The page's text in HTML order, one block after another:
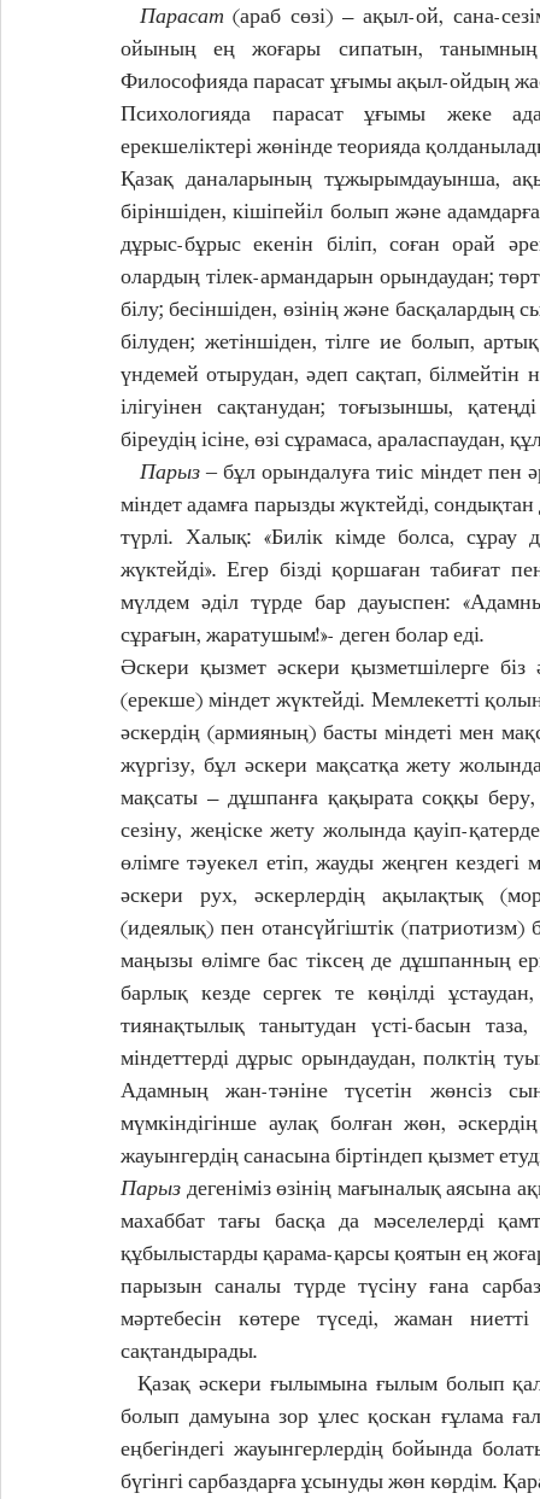
  Парасат
(араб сөзі) – ақыл-ой, сана-
ойының ең жоғары сипатын, танымның
Философияда парасат ұғымы ақыл-ойдың
Психологияда парасат ұғымы жеке
ерекшеліктері жөнінде теорияда
Қазақ даналарының тұжырымдауынша,
біріншіден, кішіпейіл болып және
дұрыс-бұрыс екенін біліп, соған орай
олардың тілек-армандарын орындаудан;
білу; бесіншіден, өзінің және
білуден; жетіншіден, тілге ие болып,
үндемей отырудан, әдеп сақтап, білмейтін
ілігуінен сақтанудан; тоғызыншы,
біреудің ісіне, өзі сұрамаса, араласпаудан,
   Парыз
‒ бұл орындалуға тиіс міндет пен
міндет адамға парызды жүктейді,
түрлі. Халық: «Билік кімде болса, сұрау
жүктейді». Егер бізді қоршаған табиғат
мүлдем әділ түрде бар дауыспен:
сұрағын, жаратушым!»- деген болар еді.
Әскери қызмет әскери қызметшілерге
(ерекше) міндет жүктейді. Мемлекетті
әскердің (армияның) басты міндеті мен
жүргізу, бұл әскери мақсатқа жету
мақсаты – дұшпанға қақырата соққы беру,
сезіну, жеңіске жету жолында қауіп-
өлімге тәуекел етіп, жауды жеңген
әскери рух, әскерлердің ақылақтық
(идеялық) пен отансүйгіштік
маңызы өлімге бас тіксең де дұшпанның
барлық кезде сергек те көңілді
тиянақтылық танытудан үсті-басын
міндеттерді дұрыс орындаудан, полктің
Адамның жан-тәніне түсетін жөнсіз
мүмкіндігінше аулақ болған жөн,
жауынгердің санасына біртіндеп қызмет
Парыз дегеніміз өзінің мағыналық аясына
махаббат тағы басқа да мәселелерді
құбылыстарды қарама-қарсы қоятын ең
парызын саналы түрде түсіну ғана
мәртебесін көтере түседі, жаман
сақтандырады.
болып дамуына зор ұлес қоскан ғұлама
еңбегіндегі жауынгерлердің бойында
бүгінгі сарбаздарға ұсынуды жөн көрдім.